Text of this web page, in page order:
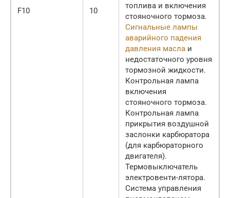
F10 10
топлива и включения
стояночного тормоза.
Сигнальные лампы
аварийного падения
давления масла и
недостаточного уровня
тормозной жидкости.
Контрольная лампа
включения
стояночного тормоза.
Контрольная лампа
прикрытия воздушной
заслонки карбюратора
(для карбюраторного
двигателя).
Термовыключатель
электровенти-лятора.
Система управления